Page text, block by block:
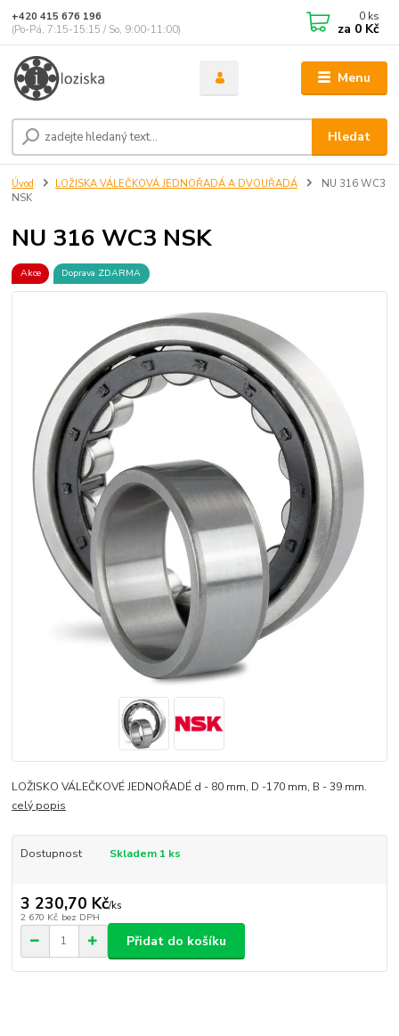
Menu
Hledat
+420 415 676 196
(Po-Pá, 7:15-15:15 / So, 9:00-11:00)
0 ks
za 0 Kč
Úvod LOŽISKA VÁLEČKOVÁ JEDNOŘADÁ A DVOUŘADÁ
NU 316 WC3
NSK
NU 316 WC3 NSK
Akce Doprava ZDARMA
LOŽISKO VÁLEČKOVÉ JEDNOŘADÉ d - 80 mm, D -170 mm, B - 39 mm.
celý popis
Dostupnost Skladem 1 ks
3 230,70 Kč/ks
2 670 Kč bez DPH
Přidat do košíku